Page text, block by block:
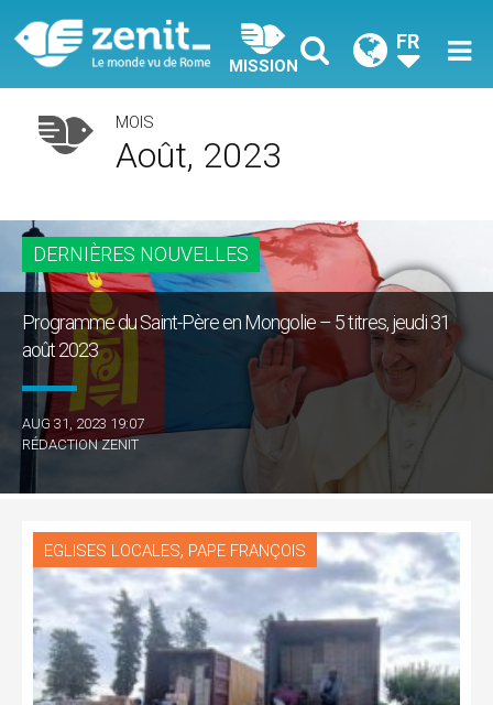
MISSION
FR
MOIS
Août, 2023
DERNIÈRES NOUVELLES
Programme du Saint-Père en Mongolie – 5 titres, jeudi 31
août 2023
AUG 31, 2023 19:07
RÉDACTION ZENIT
EGLISES LOCALES, PAPE FRANÇOIS